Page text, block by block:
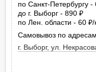
по Санкт-Петербургу -
до г. Выборг - 890
по Лен. области - 60
/
Самовывоз по
г. Выборг, ул.